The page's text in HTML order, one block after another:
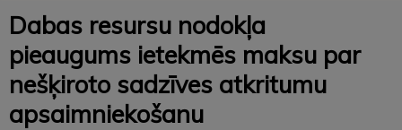
Dabas resursu nodokļa
pieaugums ietekmēs maksu par
nešķiroto sadzīves atkritumu
apsaimniekošanu